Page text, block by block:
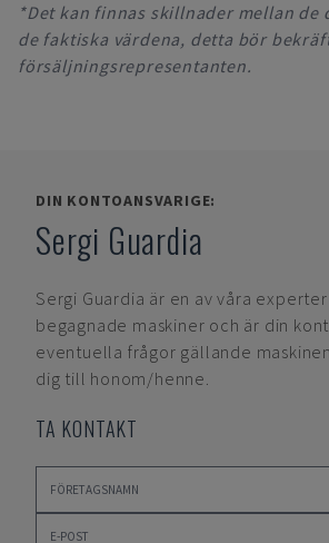
*Det kan finnas skillnader mellan de
de faktiska värdena, detta bör
försäljningsrepresentanten.
DIN KONTOANSVARIGE:
Sergi Guardia
Sergi Guardia är en av våra
begagnade maskiner och är din
eventuella frågor gällande
dig till honom/henne.
TA KONTAKT